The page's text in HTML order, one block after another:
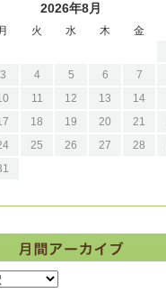
2026年8月
月 火 水 木 金
3 4 5 6 7
11 12 13 14
18 19 20 21
25 26 27 28